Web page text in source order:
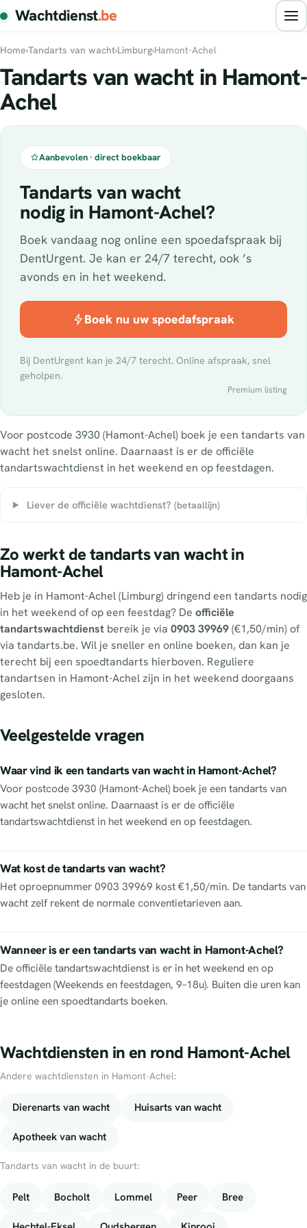
Wachtdienst.be
Home›Tandarts van wacht›Limburg›Hamont-Achel
Tandarts van wacht in Hamont-
Achel
Aanbevolen · direct boekbaar
Tandarts van wacht
nodig in Hamont-Achel?
Boek vandaag nog online een spoedafspraak bij
DentUrgent. Je kan er 24/7 terecht, ook ’s
avonds en in het weekend.
Boek nu uw spoedafspraak
Bij DentUrgent kan je 24/7 terecht. Online afspraak, snel
geholpen.
Premium listing
Voor postcode 3930 (Hamont-Achel) boek je een tandarts van
wacht het snelst online. Daarnaast is er de officiële
tandartswachtdienst in het weekend en op feestdagen.
Liever de officiële wachtdienst? (betaallijn)
Zo werkt de tandarts van wacht in
Hamont-Achel
Heb je in Hamont-Achel (Limburg) dringend een tandarts nodig
in het weekend of op een feestdag? De officiële
tandartswachtdienst bereik je via 0903 39969(€1,50/min) of
via tandarts.be. Wil je sneller en online boeken, dan kan je
terecht bij een spoedtandarts hierboven. Reguliere
tandartsen in Hamont-Achel zijn in het weekend doorgaans
gesloten.
Veelgestelde vragen
Waar vind ik een tandarts van wacht in Hamont-Achel?
Voor postcode 3930 (Hamont-Achel) boek je een tandarts van
wacht het snelst online. Daarnaast is er de officiële
tandartswachtdienst in het weekend en op feestdagen.
Wat kost de tandarts van wacht?
Het oproepnummer 0903 39969 kost €1,50/min. De tandarts van
wacht zelf rekent de normale conventietarieven aan.
Wanneer is er een tandarts van wacht in Hamont-Achel?
De officiële tandartswachtdienst is er in het weekend en op
feestdagen (Weekends en feestdagen, 9–18u). Buiten die uren kan
je online een spoedtandarts boeken.
Wachtdiensten in en rond Hamont-Achel
Andere wachtdiensten in Hamont-Achel:
Dierenarts van wacht Huisarts van wacht
Apotheek van wacht
Tandarts van wacht in de buurt:
Pelt Bocholt Lommel Peer Bree